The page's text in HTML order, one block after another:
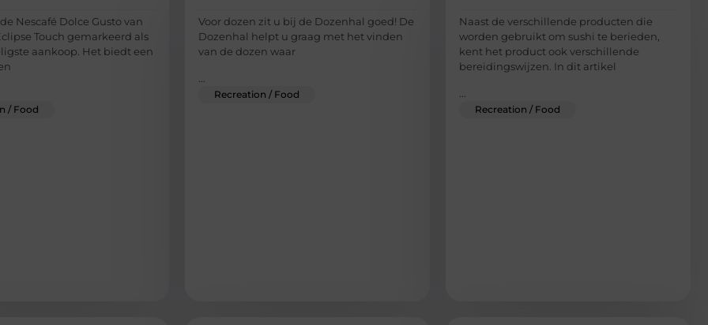
Nescafé Dolce Gusto van
Touch gemarkeerd als
aankoop. Het biedt een
/ Food
Voor dozen zit u bij de Dozenhal goed! De
Dozenhal helpt u graag met het vinden
van de dozen waar
Recreation / Food
Naast de verschillende producten die
worden gebruikt om sushi te berieden,
kent het product ook verschillende
bereidingswijzen. In dit artikel
Recreation / Food